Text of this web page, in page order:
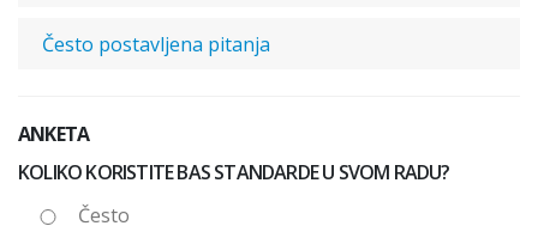
Često postavljena pitanja
ANKETA
KOLIKO KORISTITE BAS STANDARDE U SVOM RADU?
Često